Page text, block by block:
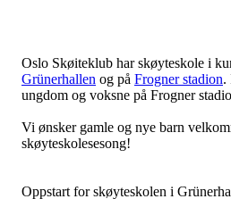
Oslo Skøiteklub har skøyteskole i
Grünerhallen og på Frogner stadion.
ungdom og voksne på Frogner
Vi ønsker gamle og nye barn
skøyteskolesesong!
Oppstart for skøyteskolen i